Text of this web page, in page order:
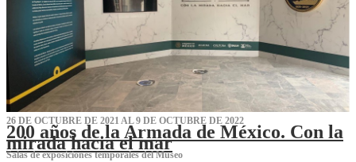
26 DE OCTUBRE DE 2021 AL 9 DE OCTUBRE DE 2022
200 años de la Armada de México. Con la
mirada hacia el mar
Salas de exposiciones temporales del Museo‌